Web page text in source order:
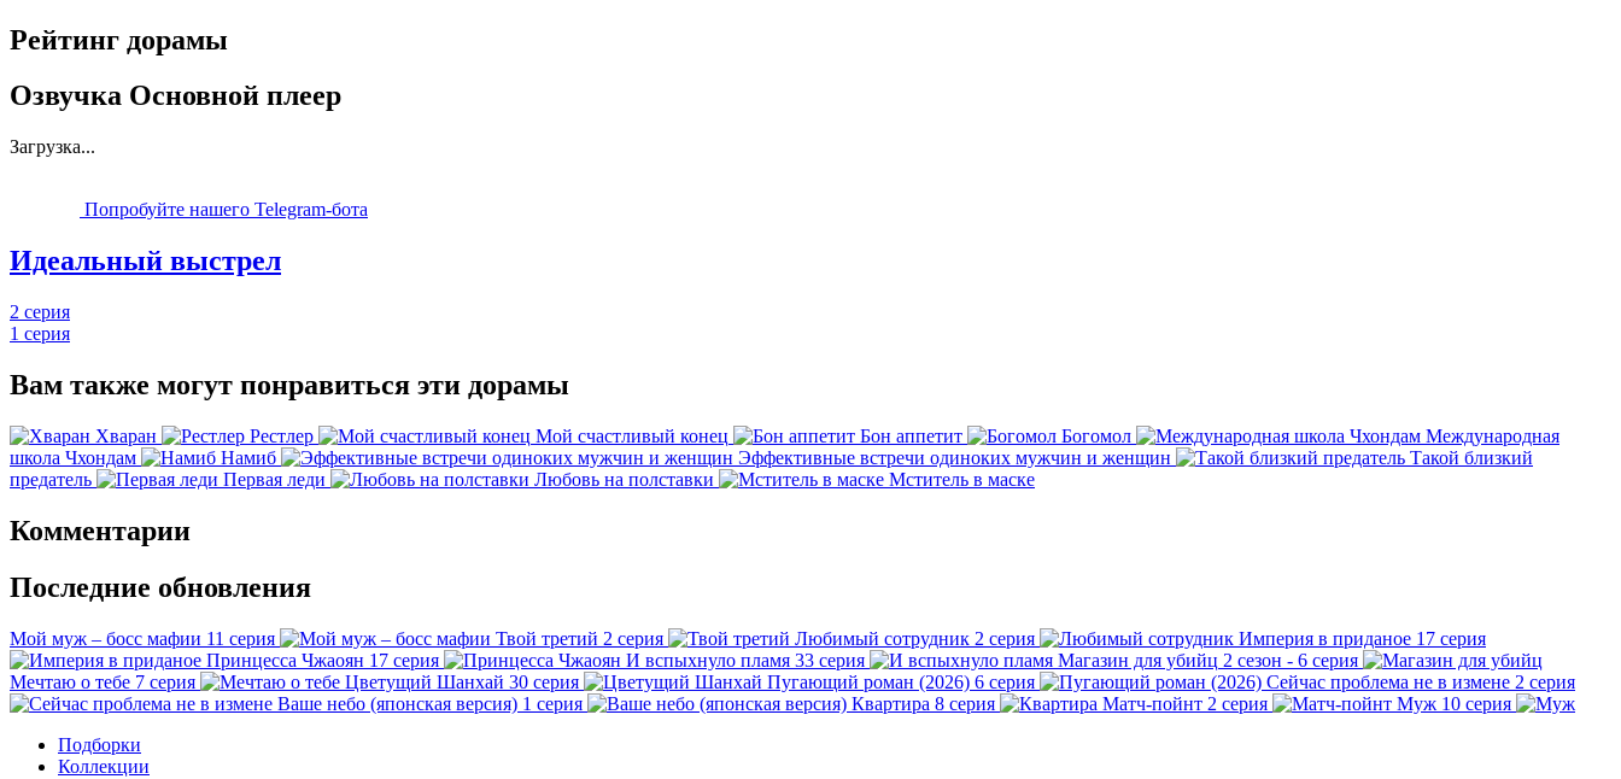
Рейтинг дорамы
Озвучка Основной плеер
Загрузка...
Попробуйте нашего Telegram-бота
Идеальный выстрел
2 серия
1 серия
Вам также могут понравиться эти дорамы
Хваран Рестлер Мой счастливый конец Бон аппетит Богомол
Международная
школа Чхондам
Намиб Эффективные встречи одиноких мужчин и женщин
Такой близкий
предатель
Первая леди Любовь на полставки Мститель в маске
Комментарии
Последние обновления
Мой муж – босс мафии 11 серия Твой третий 2 серия Любимый сотрудник 2 серия Империя в приданое 17 серия
Принцесса Чжаоян 17 серия И вспыхнуло пламя 33 серия Магазин для убийц 2 сезон - 6 серия
Мечтаю о тебе 7 серия Цветущий Шанхай 30 серия Пугающий роман (2026) 6 серия Сейчас проблема не в измене 2 серия
Ваше небо (японская версия) 1 серия Квартира 8 серия Матч-пойнт 2 серия Муж 10 серия
Подборки
Коллекции